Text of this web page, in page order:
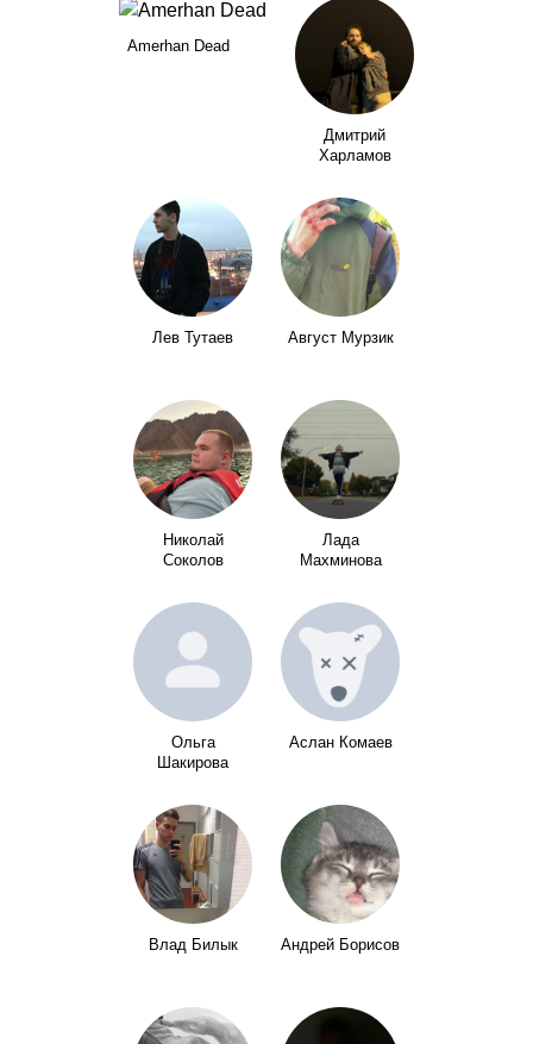
Amerhan Dead
Дмитрий
Харламов
Лев Тутаев Август Мурзик
Николай
Соколов
Лада
Махминова
Ольга
Шакирова
Аслан Комаев
Влад Билык Андрей Борисов